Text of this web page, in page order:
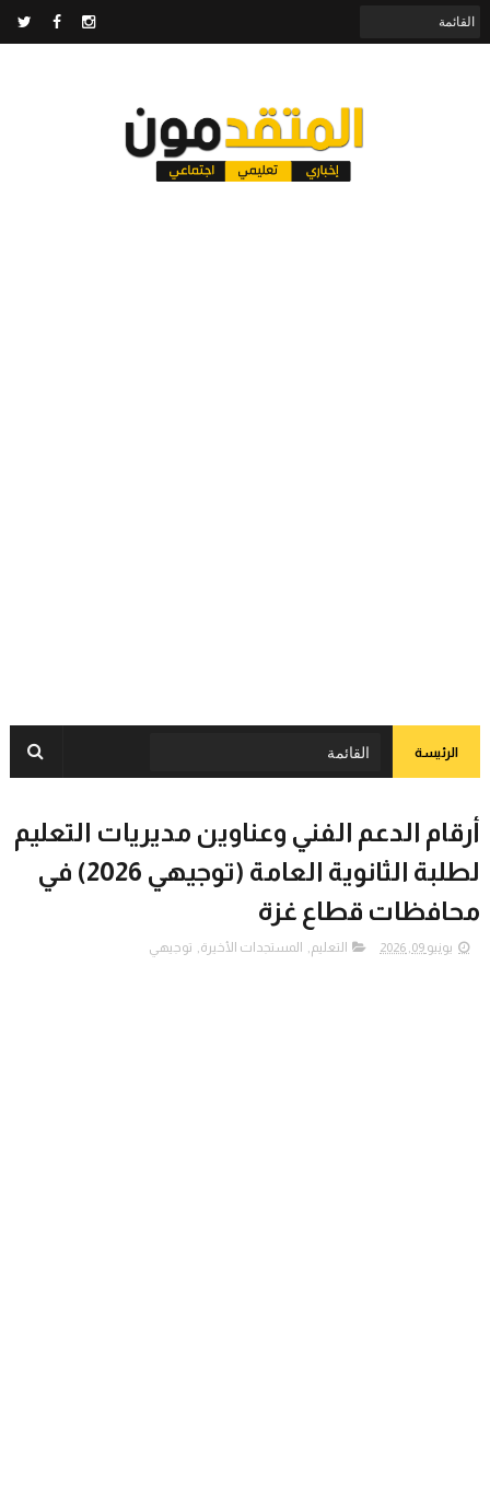
الرئيسة
أرقام الدعم الفني وعناوين مديريات التعليم
لطلبة الثانوية العامة (توجيهي 2026) في
محافظات قطاع غزة
يونيو 09, 2026 التعليم, المستجدات الأخيرة, توجيهي